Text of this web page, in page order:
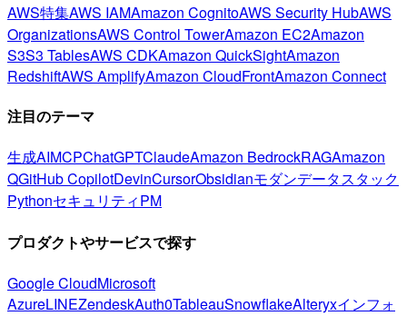
AWS特集AWS IAMAmazon CognitoAWS Security HubAWS
OrganizationsAWS Control TowerAmazon EC2Amazon
S3S3 TablesAWS CDKAmazon QuickSightAmazon
RedshiftAWS AmplifyAmazon CloudFrontAmazon Connect
注目のテーマ
生成AIMCPChatGPTClaudeAmazon BedrockRAGAmazon
QGitHub CopilotDevinCursorObsidianモダンデータスタック
PythonセキュリティPM
プロダクトやサービスで探す
Google CloudMicrosoft
AzureLINEZendeskAuth0TableauSnowflakeAlteryxインフォ